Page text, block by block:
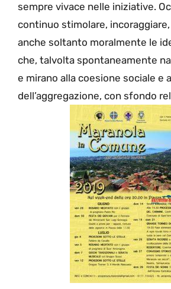
sempre vivace nelle iniziative.
continuo stimolare,
anche soltanto moralmente le
che, talvolta spontaneamente
e mirano alla coesione sociale e
dell’aggregazione, con sfondo